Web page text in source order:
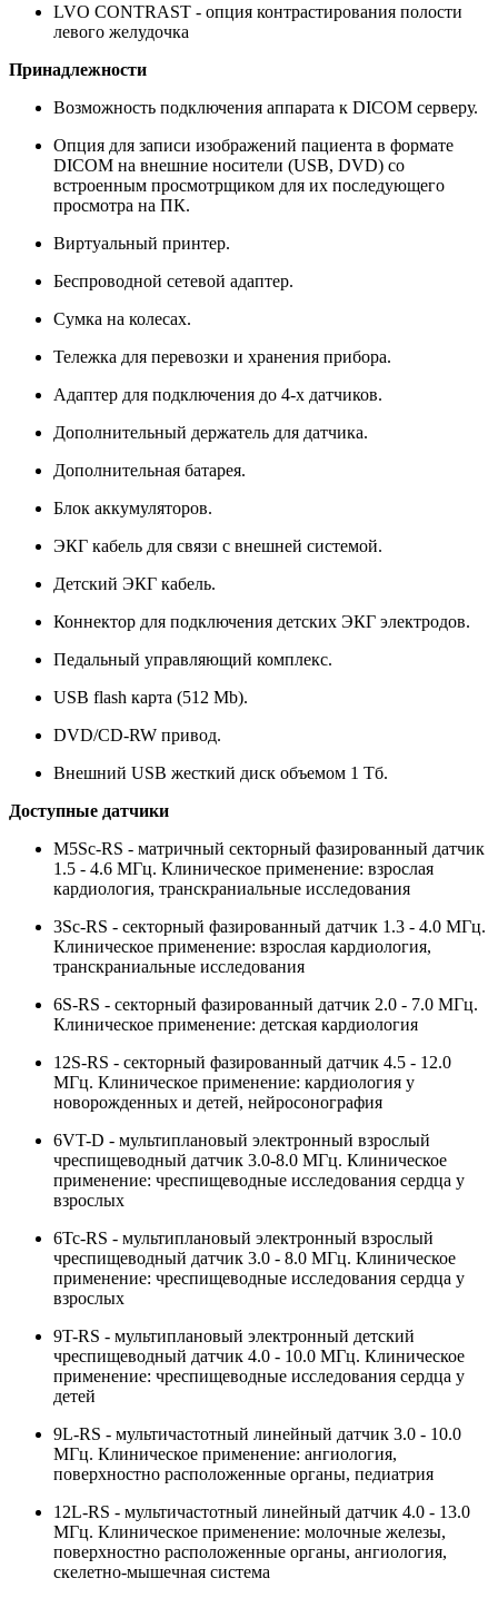
LVO CONTRAST - опция контрастирования полости
левого желудочка
Принадлежности
Возможность подключения аппарата к DICOM серверу.
Опция для записи изображений пациента в формате
DICOM на внешние носители (USB, DVD) со
встроенным просмотрщиком для их последующего
просмотра на ПК.
Виртуальный принтер.
Беспроводной сетевой адаптер.
Сумка на колесах.
Тележка для перевозки и хранения прибора.
Адаптер для подключения до 4-х датчиков.
Дополнительный держатель для датчика.
Дополнительная батарея.
Блок аккумуляторов.
ЭКГ кабель для связи с внешней системой.
Детский ЭКГ кабель.
Коннектор для подключения детских ЭКГ электродов.
Педальный управляющий комплекс.
USB flash карта (512 Mb).
DVD/CD-RW привод.
Внешний USB жесткий диск объемом 1 Тб.
Доступные датчики
M5Sc-RS - матричный секторный фазированный датчик
1.5 - 4.6 МГц. Клиническое применение: взрослая
кардиология, транскраниальные исследования
3Sc-RS - секторный фазированный датчик 1.3 - 4.0 МГц.
Клиническое применение: взрослая кардиология,
транскраниальные исследования
6S-RS - секторный фазированный датчик 2.0 - 7.0 МГц.
Клиническое применение: детская кардиология
12S-RS - секторный фазированный датчик 4.5 - 12.0
МГц. Клиническое применение: кардиология у
новорожденных и детей, нейросонография
6VT-D - мультиплановый электронный взрослый
чреспищеводный датчик 3.0-8.0 МГц. Клиническое
применение: чреспищеводные исследования сердца у
взрослых
6Tc-RS - мультиплановый электронный взрослый
чреспищеводный датчик 3.0 - 8.0 МГц. Клиническое
применение: чреспищеводные исследования сердца у
взрослых
9T-RS - мультиплановый электронный детский
чреспищеводный датчик 4.0 - 10.0 МГц. Клиническое
применение: чреспищеводные исследования сердца у
детей
9L-RS - мультичастотный линейный датчик 3.0 - 10.0
МГц. Клиническое применение: ангиология,
поверхностно расположенные органы, педиатрия
12L-RS - мультичастотный линейный датчик 4.0 - 13.0
МГц. Клиническое применение: молочные железы,
поверхностно расположенные органы, ангиология,
скелетно-мышечная система